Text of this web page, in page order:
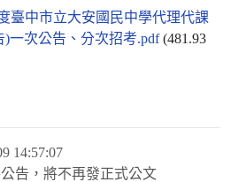
臺中市立大安國民中學代理代課
一次公告、分次招考.pdf(481.93
14:57:07
告，將不再發正式公文